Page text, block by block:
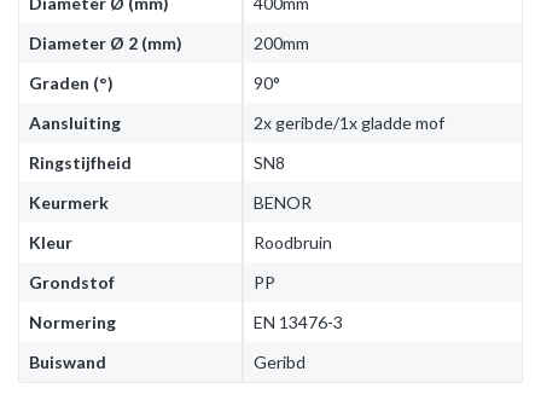
Diameter Ø 2 (mm)
200mm
Graden (°)
90°
Aansluiting
2x geribde/1x gladde mof
Ringstijfheid
SN8
Keurmerk
BENOR
Kleur
Roodbruin
Grondstof
PP
Normering
EN 13476-3
Buiswand
Geribd